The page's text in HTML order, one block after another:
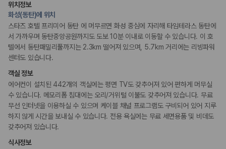
휠체어 이용 가능 화장실
휠체어로 이용 가능
점자 표시
흡연 시설
금연 숙박 시설
위치정보
화성(동탄)에 위치
스타즈 호텔 프리미어 동탄 에 머무르면 화성 중심에 자리해 타임테라스 동탄에
서 가까우며 동탄중앙공원까지도 도보 10분 이내로 이동할 수 있습니다. 이 호
텔에서 동탄패밀리풀까지는 2.3km 떨어져 있으며, 5.7km 거리에는 리빙파워
센터도 있습니다.
객실 정보
에어컨이 설치된 442개의 객실에는 평면 TV도 갖추어져 있어 편하게 머무실
수 있습니다. 메모리폼 침대에는 오리/거위털 이불도 갖추어져 있습니다. 무료
무선 인터넷을 이용하실 수 있으며 케이블 채널 프로그램도 구비되어 있어 지루
하지 않게 시간을 보내실 수 있습니다. 전용 욕실에는 무료 세면용품 및 비데도
갖추어져 있습니다.
식사정보